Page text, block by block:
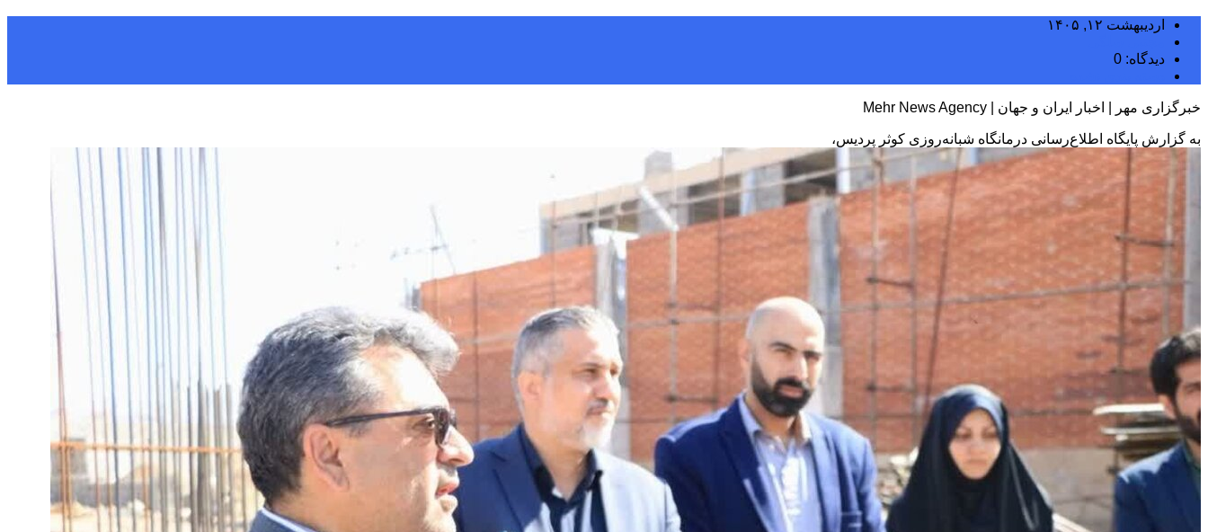
اردیبهشت ۱۲, ۱۴۰۵
دیدگاه: 0
خبرگزاری مهر | اخبار ایران و جهان | Mehr News Agency
به گزارش پایگاه اطلاع‌رسانی درمانگاه شبانه‌روزی کوثر پردیس،